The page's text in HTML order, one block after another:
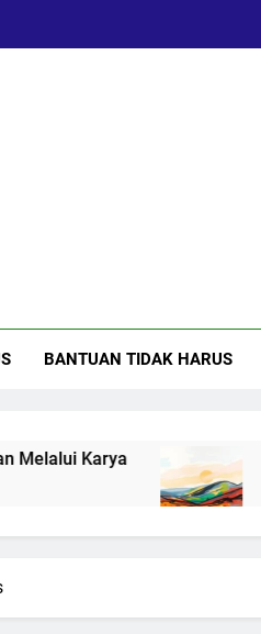
BANTUAN TIDAK HARUS
Karya
8